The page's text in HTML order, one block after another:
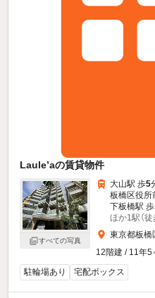
Laule’aの賃貸物件
すべての写真
大山駅 歩5
板橋区役所
下板橋駅 歩
ほか1駅（徒
東京都板橋
12階建 / 11年5
駐輪場あり
宅配ボックス